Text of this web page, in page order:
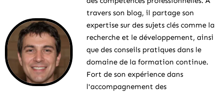
travers son blog, il partage son
expertise sur des sujets clés comme la
recherche et le développement, ainsi
que des conseils pratiques dans le
domaine de la formation continue.
Fort de son expérience dans
l'accompagnement des